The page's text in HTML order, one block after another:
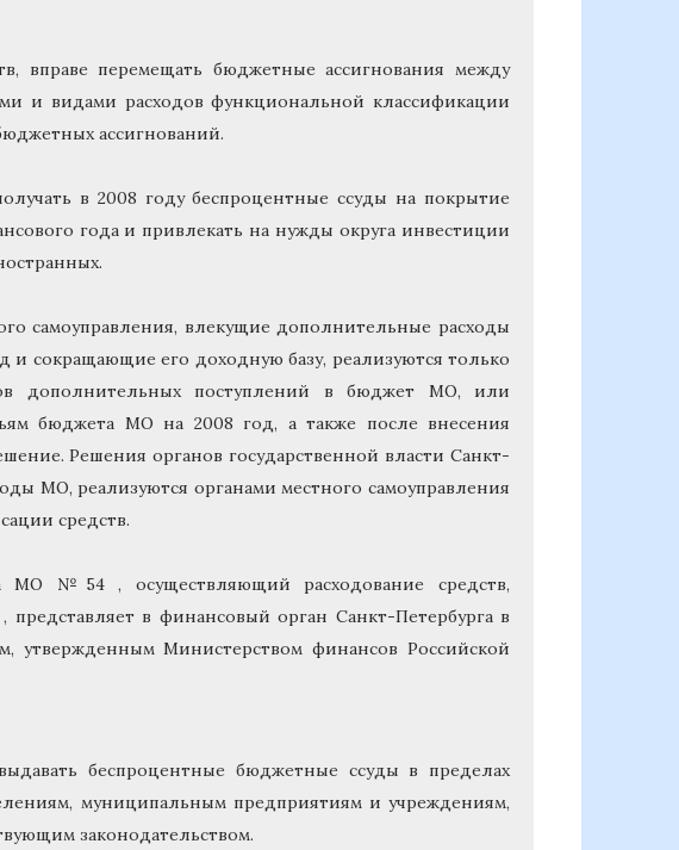
вправе перемещать бюджетные ассигнования между
и видами расходов функциональной классификации
ассигнований.
в 2008 году беспроцентные ссуды на покрытие
года и привлекать на нужды округа инвестиции
самоуправления, влекущие дополнительные расходы
и сокращающие его доходную базу, реализуются только
дополнительных поступлений в бюджет МО, или
бюджета МО на 2008 год, а также после внесения
Решения органов государственной власти Санкт-
МО, реализуются органами местного самоуправления
средств.
МО №54 , осуществляющий расходование средств,
в финансовый орган Санкт-Петербурга в
утвержденным Министерством финансов Российской
беспроцентные бюджетные ссуды в пределах
муниципальным предприятиям и учреждениям,
законодательством.